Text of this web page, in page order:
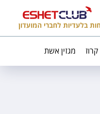
בלעדיות לחברי המועדון
קרוז מגזין אשת